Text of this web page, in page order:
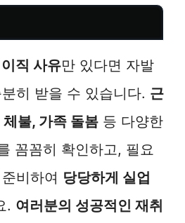
직 사유만 있다면 자발
히 받을 수 있습니다. 근
불, 가족 돌봄 등 다양한
꼼꼼히 확인하고, 필요
비하여 당당하게 실업
. 여러분의 성공적인 재취